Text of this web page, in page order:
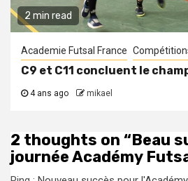
2 min read
Academie Futsal France
C9 et C11 concluent le
4 ans ago mikael
2 thoughts on “Beau
journée Académy